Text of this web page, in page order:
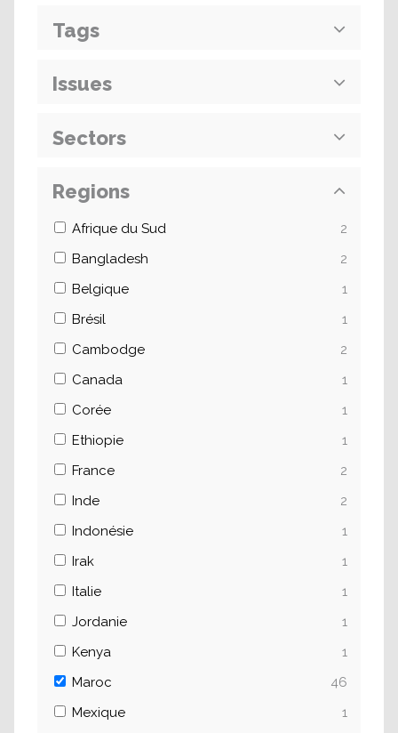
Tags
Issues
Sectors
Regions
Afrique du Sud
2
Bangladesh
2
Belgique
1
Brésil
1
Cambodge
2
Canada
1
Corée
1
Ethiopie
1
France
2
Inde
2
Indonésie
1
Irak
1
Italie
1
Jordanie
1
Kenya
1
Maroc
46
Mexique
1